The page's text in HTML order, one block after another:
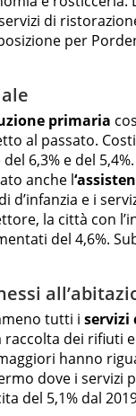
di
per
primaria
al passato.
6,3% e del
anche l
d’infanzia e i
la città con
del 4,6%.
tutti i servizi
raccolta dei rifiuti
hanno
dove i servizi
del 5,1% dal